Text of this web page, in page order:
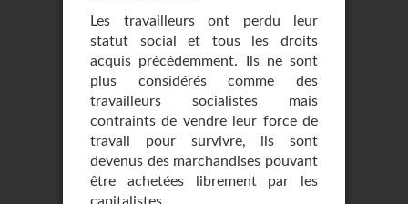
Les travailleurs ont perdu leur
statut social et tous les droits
acquis précédemment. Ils ne sont
plus considérés comme des
travailleurs socialistes mais
contraints de vendre leur force de
travail pour survivre, ils sont
devenus des marchandises pouvant
être achetées librement par les